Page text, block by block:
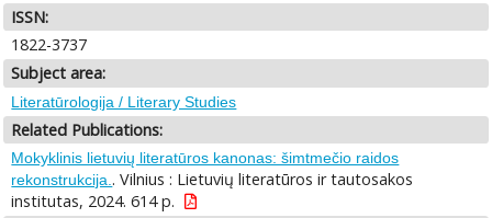
ISSN:
1822-3737
Subject area:
Literatūrologija / Literary Studies
Related Publications:
Mokyklinis lietuvių literatūros kanonas: šimtmečio raidos
rekonstrukcija.. Vilnius : Lietuvių literatūros ir tautosakos
institutas, 2024. 614 p.